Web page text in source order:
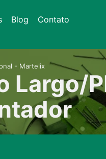
Blog Contato
- Martelix
Largo/